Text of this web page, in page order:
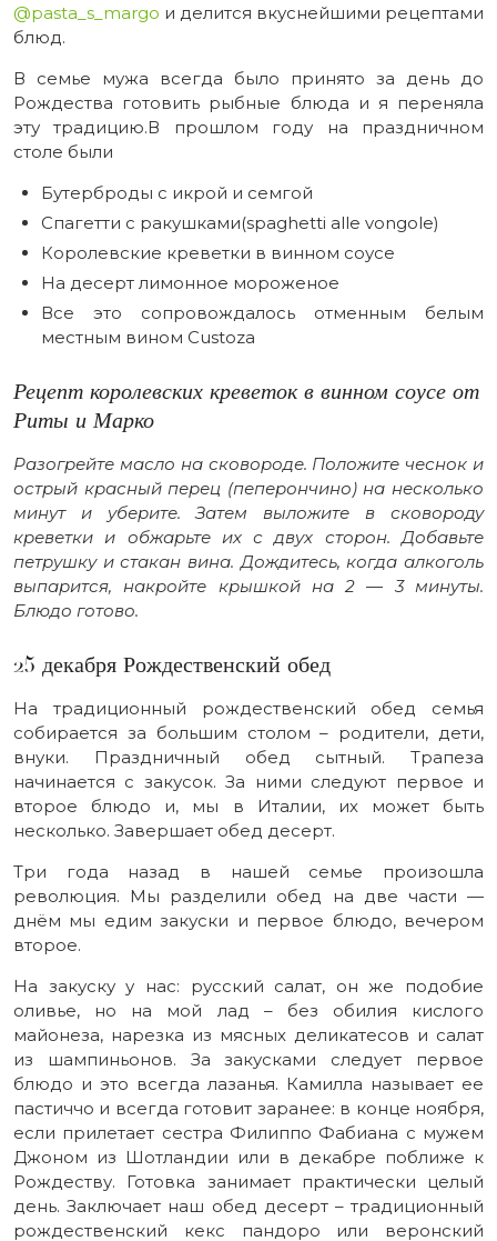
@pasta_s_margo и делится вкуснейшими рецептами
блюд.
В семье мужа всегда было принято за день до
Рождества готовить рыбные блюда и я переняла
эту традицию.В прошлом году на праздничном
столе были
Бутерброды с икрой и семгой
Спагетти с ракушками(spaghetti alle vongole)
Королевские креветки в винном соусе
На десерт лимонное мороженое
Все это сопровождалось отменным белым
местным вином Custoza
Рецепт королевских креветок в винном соусе от
Риты и Марко
Разогрейте масло на сковороде. Положите чеснок и
острый красный перец (пеперончино) на несколько
минут и уберите. Затем выложите в сковороду
креветки и обжарьте их с двух сторон. Добавьте
петрушку и стакан вина. Дождитесь, когда алкоголь
выпарится, накройте крышкой на 2 — 3 минуты.
Блюдо готово.
25 декабря Рождественский обед
На традиционный рождественский обед семья
собирается за большим столом – родители, дети,
внуки. Праздничный обед сытный. Трапеза
начинается с закусок. За ними следуют первое и
второе блюдо и, мы в Италии, их может быть
несколько. Завершает обед десерт.
Три года назад в нашей семье произошла
революция. Мы разделили обед на две части —
днём мы едим закуски и первое блюдо, вечером
второе.
На закуску у нас: русский салат, он же подобие
оливье, но на мой лад – без обилия кислого
майонеза, нарезка из мясных деликатесов и салат
из шампиньонов. За закусками следует первое
блюдо и это всегда лазанья. Камилла называет ее
пастиччо и всегда готовит заранее: в конце ноября,
если прилетает сестра Филиппо Фабиана с мужем
Джоном из Шотландии или в декабре поближе к
Рождеству. Готовка занимает практически целый
день. Заключает наш обед десерт – традиционный
рождественский кекс пандоро или веронский